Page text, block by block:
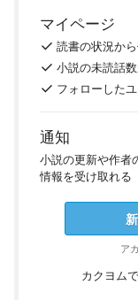
マイページ
読書の状況から
小説の未読話
フォローした
通知
小説の更新や作者
情報を受け取れる
ア
カクヨム